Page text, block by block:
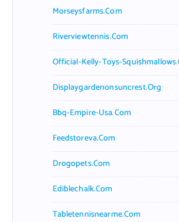
Morseysfarms.com
Riverviewtennis.com
Official-Kelly-Toys-
Displaygardenonsuncrest.org
Bbq-Empire-Usa.com
Feedstoreva.com
Drogopets.com
Ediblechalk.com
Tabletennisnearme.com